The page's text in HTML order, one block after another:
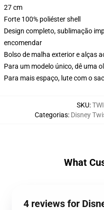
27 cm
Forte 100% poliéster shell
Design completo, sublimação
encomendar
Bolso de malha exterior e alças
Para um modelo único, dê uma
Para mais espaço, lute com o
SKU:
Categorias: Disney
What
4 reviews for